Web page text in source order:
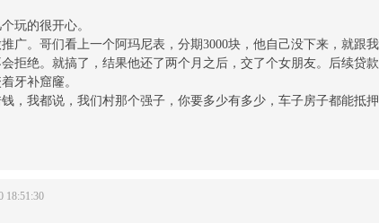
玩的很开心。
广。哥们看上一个阿玛尼表，分期3000块，他自己没下来，就跟我
拒绝。就搞了，结果他还了两个月之后，交了个女朋友。后续贷
牙补窟窿。
，我都说，我们村那个强子，你要多少有多少，车子房子都能抵押
18:51:30